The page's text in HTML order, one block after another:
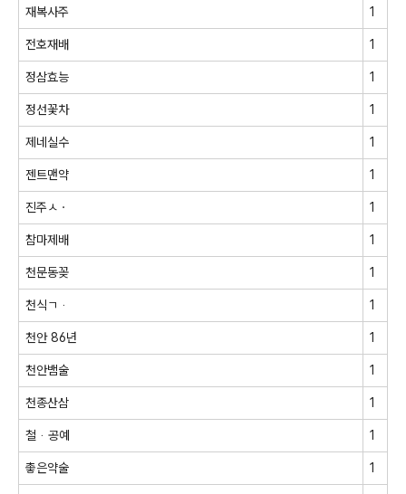
재복사주 1
전호재배 1
정삼효능 1
정선꽃차 1
제네실수 1
젠트맨약 1
진주ㅅㆍ 1
참마제배 1
천문동꽂 1
천식ㄱᆞ 1
천안 86년 1
천안뱀술 1
천종산삼 1
철ᆞ공예 1
촣은약술 1